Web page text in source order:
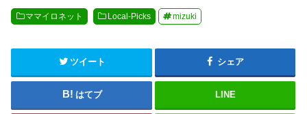
ママイロネット Local-Picks mizuki
ツイート シェア
はてブ LINE